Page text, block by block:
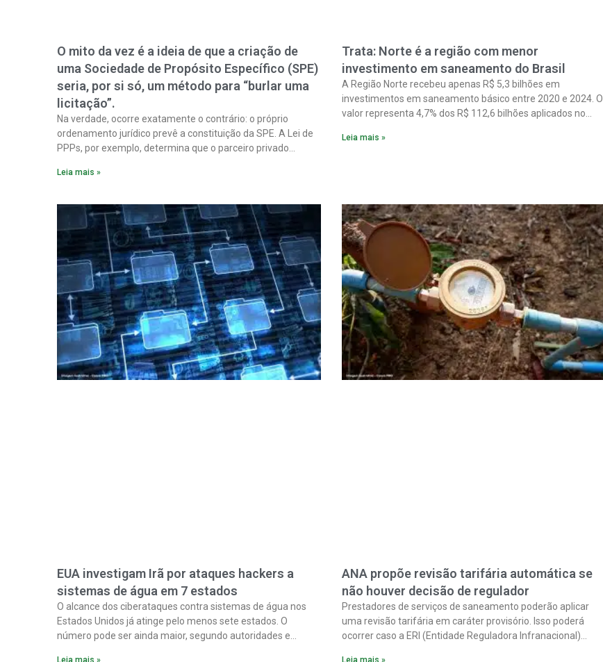
O mito da vez é a ideia de que a criação de
uma Sociedade de Propósito Específico (SPE)
seria, por si só, um método para “burlar uma
licitação”.
Na verdade, ocorre exatamente o contrário: o próprio
ordenamento jurídico prevê a constituição da SPE. A Lei de
PPPs, por exemplo, determina que o parceiro privado
empreendimento. Ou seja, a suposta “fraude à licitação” é
figura é facultativa e sujeita a uma escolha racional de
projeto a projeto.
Leia mais »
Trata: Norte é a região com menor
investimento em saneamento do Brasil
A Região Norte recebeu apenas R$ 5,3 bilhões em
investimentos em saneamento básico entre 2020 e 2024. O
valor representa 4,7% dos R$ 112,6 bilhões aplicados no
Trata Brasil em parceria com a GO Associados.
Leia mais »
EUA investigam Irã por ataques hackers a
sistemas de água em 7 estados
O alcance dos ciberataques contra sistemas de água nos
Estados Unidos já atinge pelo menos sete estados. O
número pode ser ainda maior, segundo autoridades e
ANA propõe revisão tarifária automática se
não houver decisão de regulador
Prestadores de serviços de saneamento poderão aplicar
uma revisão tarifária em caráter provisório. Isso poderá
ocorrer caso a ERI (Entidade Reguladora Infranacional)